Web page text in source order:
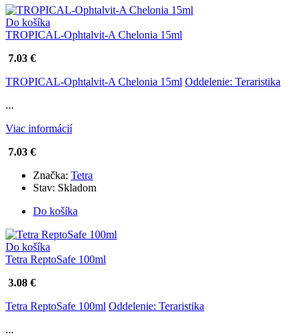
Do košíka
TROPICAL-Ophtalvit-A Chelonia 15ml
7.03 €
TROPICAL-Ophtalvit-A Chelonia 15ml Oddelenie: Teraristika
...
Viac informácií
7.03 €
Značka: Tetra
Stav: Skladom
Do košíka
Do košíka
Tetra ReptoSafe 100ml
3.08 €
Tetra ReptoSafe 100ml Oddelenie: Teraristika
...